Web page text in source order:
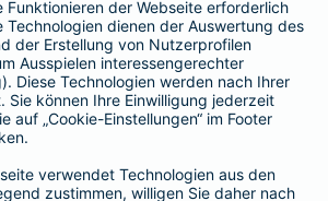
Zusatzversicherung
Tierversicherungen
Haftpflichtversicherung
Hausratversicherung
Adresse ändern